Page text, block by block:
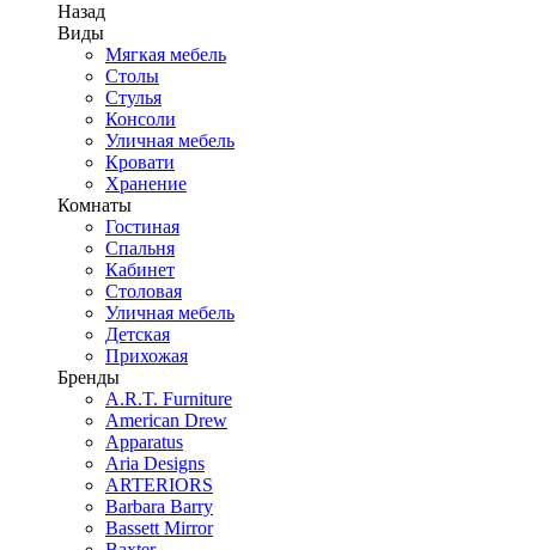
Назад
Виды
Мягкая мебель
Столы
Стулья
Консоли
Уличная мебель
Кровати
Хранение
Комнаты
Гостиная
Спальня
Кабинет
Столовая
Уличная мебель
Детская
Прихожая
Бренды
A.R.T. Furniture
American Drew
Apparatus
Aria Designs
ARTERIORS
Barbara Barry
Bassett Mirror